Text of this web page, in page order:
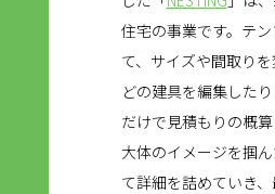
住宅の事業です。テ
て、サイズや間取り
どの建具を編集した
だけで見積もりの概算
大体のイメージを掴
て詳細を詰めていき